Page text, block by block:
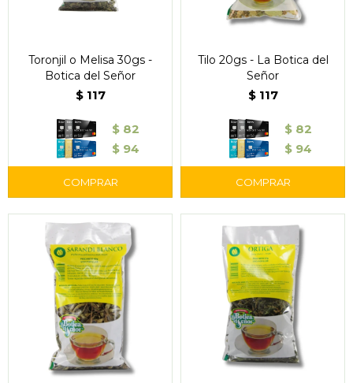
Toronjil o Melisa 30gs -
Botica del Señor
$ 117
$ 82
$ 94
Tilo 20gs - La Botica del
Señor
$ 117
$ 82
$ 94